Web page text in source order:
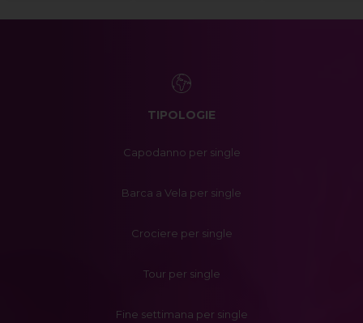
TIPOLOGIE
Capodanno per single
Barca a Vela per single
Crociere per single
Tour per single
Fine settimana per single